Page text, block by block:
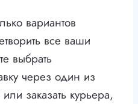
вариантов
все ваши
выбрать
через один из
заказать курьера,